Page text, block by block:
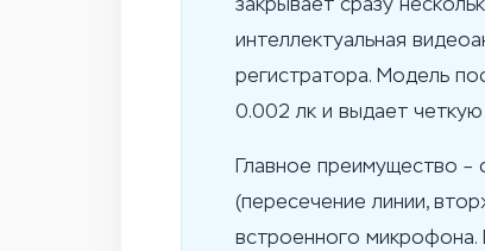
закрывает сразу
интеллектуальная
регистратора. Модель
0.002 лк и выдает
Главное преимущество –
(пересечение линии,
встроенного